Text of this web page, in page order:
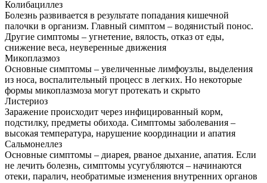
Колибациллез
Болезнь развивается в результате попадания кишечной
палочки в организм. Главный симптом – водянистый понос.
Другие симптомы – угнетение, вялость, отказ от еды,
снижение веса, неуверенные движения
Микоплазмоз
Основные симптомы – увеличенные лимфоузлы, выделения
из носа, воспалительный процесс в легких. Но некоторые
формы микоплазмоза могут протекать и скрыто
Листериоз
Заражение происходит через инфицированный корм,
подстилку, предметы обихода. Симптомы заболевания –
высокая температура, нарушение координации и апатия
Сальмонеллез
Основные симптомы – диарея, рваное дыхание, апатия. Если
не лечить болезнь, симптомы усугубляются – начинаются
отеки, паралич, необратимые изменения внутренних органов